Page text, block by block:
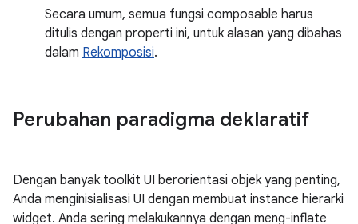
Secara umum, semua fungsi composable harus
ditulis dengan properti ini, untuk alasan yang dibahas
dalam Rekomposisi.
Perubahan paradigma deklaratif
Dengan banyak toolkit UI berorientasi objek yang penting,
Anda menginisialisasi UI dengan membuat instance hierarki
widget. Anda sering melakukannya dengan meng-inflate